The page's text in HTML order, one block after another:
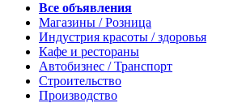
Все объявления
Магазины / Розница
Индустрия красоты / здоровья
Кафе и рестораны
Автобизнес / Транспорт
Строительство
Производство